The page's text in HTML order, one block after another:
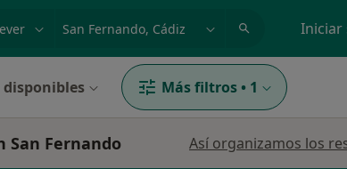
Iniciar
disponibles Más filtros • 1
San Fernando Así organizamos los